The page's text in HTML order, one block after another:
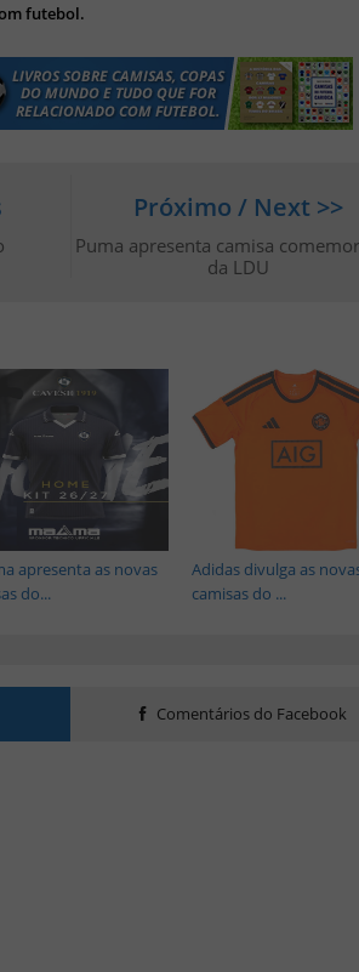
futebol.
Próximo / Next >>
Puma apresenta camisa
da LDU
Adidas divulga as
camisas do ...
apresenta as novas
do...
Comentários do Facebook